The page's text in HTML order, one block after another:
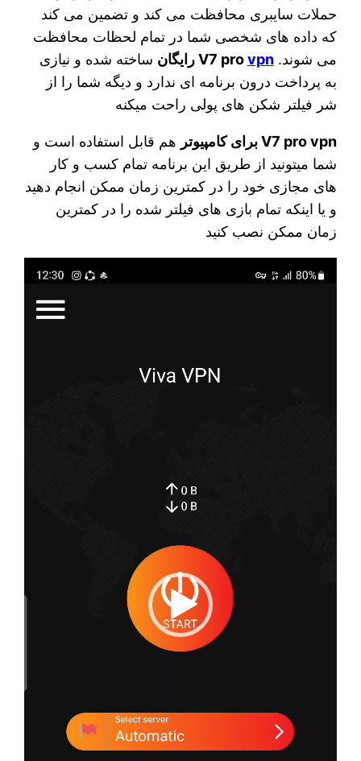
حملات سایبری محافظت می کند و تضمین می کند
که داده های شخصی شما در تمام لحظات محافظت
می شوند.
V7 provpn رایگان ساخته شده و نیازی
به پرداخت درون برنامه ای ندارد و دیگه شما را از
شر فیلتر شکن های پولی راحت میکنه
V7 pro vpn برای کامپیوتر
هم قابل استفاده است و
شما میتونید از طریق این برنامه تمام کسب و کار
های مجازی خود را در کمترین زمان ممکن انجام دهید
و یا اینکه تمام بازی های فیلتر شده را در کمترین
زمان ممکن نصب کنید
نمایشگر